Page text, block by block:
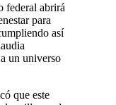
federal abrirá
para
así
un universo
que este